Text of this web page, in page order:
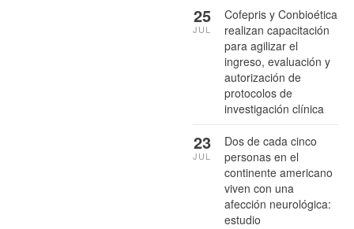
Cofepris y Conbioética
realizan capacitación
para agilizar el
ingreso, evaluación y
autorización de
protocolos de
investigación clínica
25
JUL
Dos de cada cinco
personas en el
continente americano
viven con una
afección neurológica:
estudio
23
JUL